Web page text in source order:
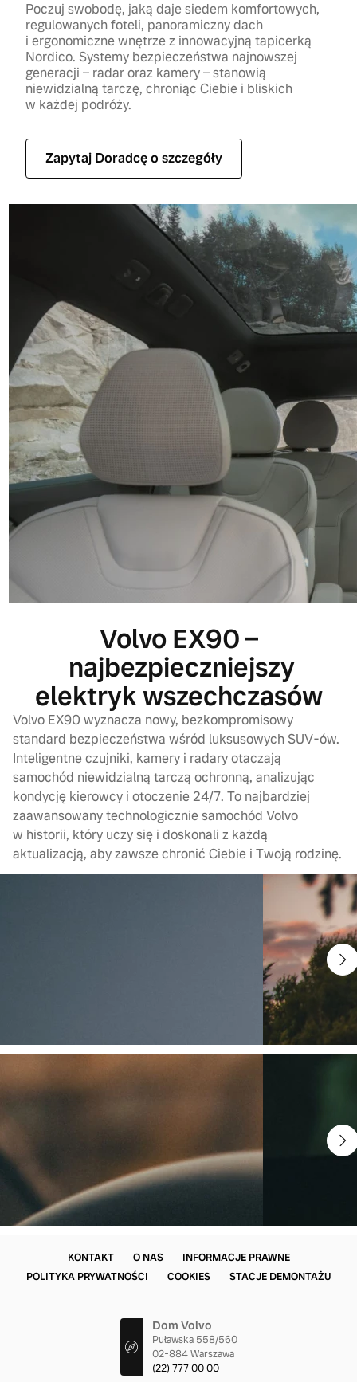
Poczuj swobodę, jaką daje siedem komfortowych,
regulowanych foteli, panoramiczny dach
i ergonomiczne wnętrze z innowacyjną tapicerką
Nordico. Systemy bezpieczeństwa najnowszej
generacji – radar oraz kamery – stanowią
niewidzialną tarczę, chroniąc Ciebie i bliskich
w każdej podróży.
Zapytaj Doradcę o szczegóły
Volvo EX90 –
najbezpieczniejszy
elektryk wszechczasów
Volvo EX90 wyznacza nowy, bezkompromisowy
standard bezpieczeństwa wśród luksusowych SUV-ów.
Inteligentne czujniki, kamery i radary otaczają
samochód niewidzialną tarczą ochronną, analizując
kondycję kierowcy i otoczenie 24/7. To najbardziej
zaawansowany technologicznie samochód Volvo
w historii, który uczy się i doskonali z każdą
aktualizacją, aby zawsze chronić Ciebie i Twoją rodzinę.
KONTAKT O NAS
INFORMACJE PRAWNE
POLITYKA PRYWATNOŚCI
COOKIES STACJE DEMONTAŻU
Dom Volvo
Puławska 558/560
02-884 Warszawa
(22) 777 00 00